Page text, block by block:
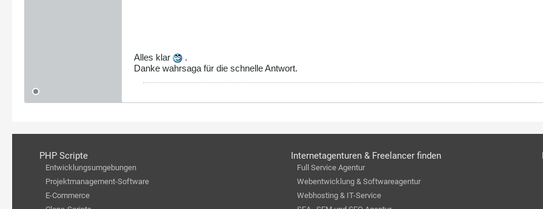
Alles klar
.
Danke wahrsaga für die schnelle Antwort.
PHP Scripte
Entwicklungsumgebungen
Projektmanagement-Software
E-Commerce
Internetagenturen & Freelancer finden
Full Service Agentur
Webentwicklung & Softwareagentur
Webhosting & IT-Service